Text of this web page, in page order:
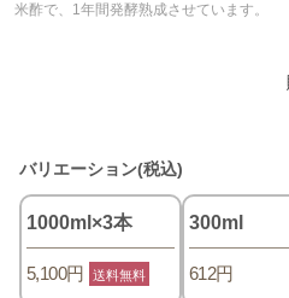
米酢で、1年間発酵熟成させています。
バリエーション(税込)
1000ml×3本
5,100円 送料無料
300ml
612円